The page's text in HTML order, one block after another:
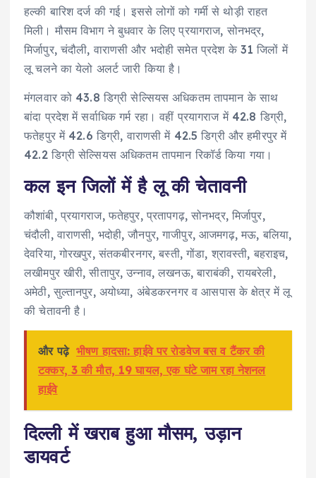
हल्की बारिश दर्ज की गई। इससे लोगों को गर्मी से थोड़ी राहत
मिली। मौसम विभाग ने बुधवार के लिए प्रयागराज, सोनभद्र,
मिर्जापुर, चंदौली, वाराणसी और भदोही समेत प्रदेश के 31 जिलों में
लू चलने का येलो अलर्ट जारी किया है।
मंगलवार को 43.8 डिग्री सेल्सियस अधिकतम तापमान के साथ
बांदा प्रदेश में सर्वाधिक गर्म रहा। वहीं प्रयागराज में 42.8 डिग्री,
फतेहपुर में 42.6 डिग्री, वाराणसी में 42.5 डिग्री और हमीरपुर में
42.2 डिग्री सेल्सियस अधिकतम तापमान रिकॉर्ड किया गया।
कल इन जिलों में है लू की चेतावनी
कौशांबी, प्रयागराज, फतेहपुर, प्रतापगढ़, सोनभद्र, मिर्जापुर,
चंदौली, वाराणसी, भदोही, जौनपुर, गाजीपुर, आजमगढ़, मऊ, बलिया,
देवरिया, गोरखपुर, संतकबीरनगर, बस्ती, गोंडा, श्रावस्ती, बहराइच,
लखीमपुर खीरी, सीतापुर, उन्नाव, लखनऊ, बाराबंकी, रायबरेली,
अमेठी, सुल्तानपुर, अयोध्या, अंबेडकरनगर व आसपास के क्षेत्र में लू
की चेतावनी है।
और पढ़े भीषण हादसा: हाईवे पर रोडवेज बस व टैंकर की
टक्कर, 3 की मौत, 19 घायल, एक घंटे जाम रहा नेशनल
हाईवे
दिल्ली में खराब हुआ मौसम, उड़ान
डायवर्ट